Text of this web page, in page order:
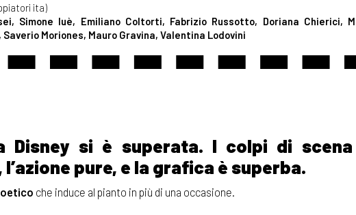
ita)
Simone Iuè, Emiliano Coltorti, Fabrizio Russotto, Doriana Chierici,
Saverio Moriones, Mauro Gravina, Valentina Lodovini
Disney si è superata. I colpi di
pure, e la grafica è superba.
che induce al pianto in più di una occasione.